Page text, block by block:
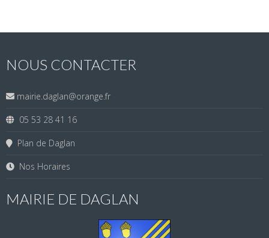
NOUS CONTACTER
mairie.daglan@orange.fr
05 53 28 41 16
Plan de Daglan
Nos Horaires
MAIRIE DE DAGLAN